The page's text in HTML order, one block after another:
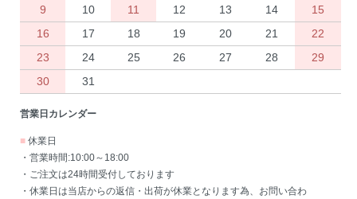
9
10 11 12 13 14
15
16
17 18 19 20 21
22
23
24 25 26 27 28
29
30
31
営業日カレンダー
■ 休業日
・営業時間:10:00～18:00
・ご注文は24時間受付しております
・休業日は当店からの返信・出荷が休業となります為、お問い合わ